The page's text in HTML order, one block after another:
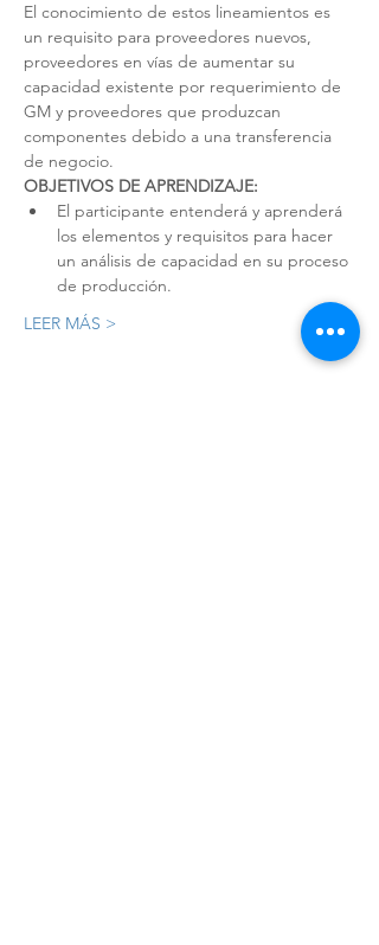
El conocimiento de estos lineamientos es
un requisito para proveedores nuevos,
proveedores en vías de aumentar su
capacidad existente por requerimiento de
GM y proveedores que produzcan
componentes debido a una transferencia
de negocio.
OBJETIVOS DE APRENDIZAJE:
El participante entenderá y aprenderá
los elementos y requisitos para hacer
un análisis de capacidad en su proceso
de producción.
LEER MÁS >